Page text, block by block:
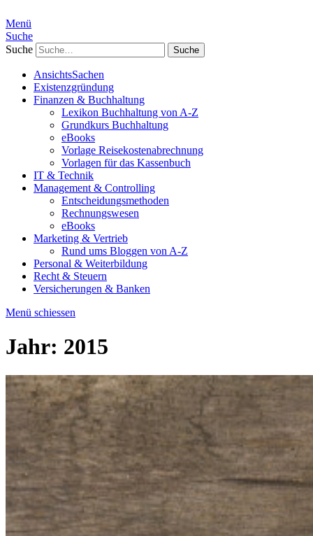
Menü
Suche
Suche
AnsichtsSachen
Existenzgründung
Finanzen & Buchhaltung
Lexikon Buchhaltung von A-Z
Grundkurs Buchhaltung
eBooks
Vorlage Reisekostenabrechnung
Vorlagen für das Kassenbuch
IT & Technik
Management & Controlling
Entscheidungsmethoden
Rechnungswesen
eBooks
Marketing & Vertrieb
Rund ums Bloggen von A-Z
Personal & Weiterbildung
Recht & Steuern
Versicherungen & Banken
Menü schiessen
Jahr: 2015